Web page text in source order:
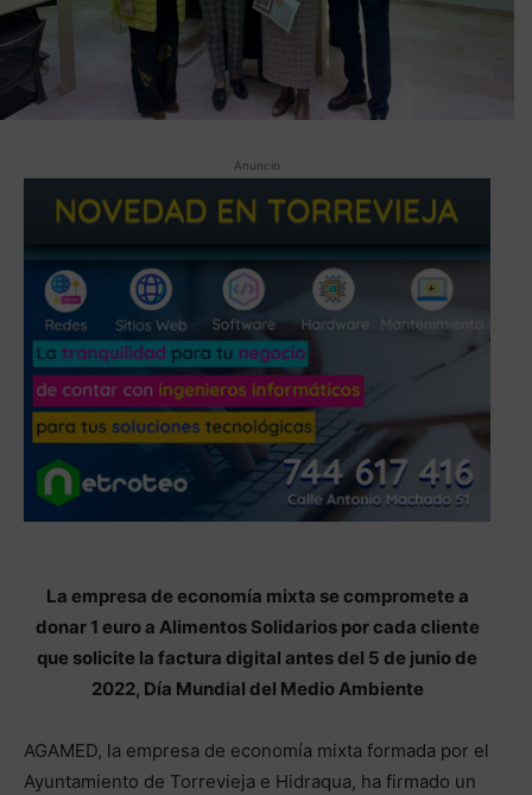
Anuncio
La empresa de economía mixta se compromete a
donar 1 euro a Alimentos Solidarios por cada cliente
que solicite la factura digital antes del 5 de junio de
2022, Día Mundial del Medio Ambiente
AGAMED, la empresa de economía mixta formada por el
Ayuntamiento de Torrevieja e Hidraqua, ha firmado un